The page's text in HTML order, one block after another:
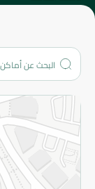
من نحن؟
المزيد
الاسترجاع
سياسة الخصوصية
قم بالتسجيل للنشرة